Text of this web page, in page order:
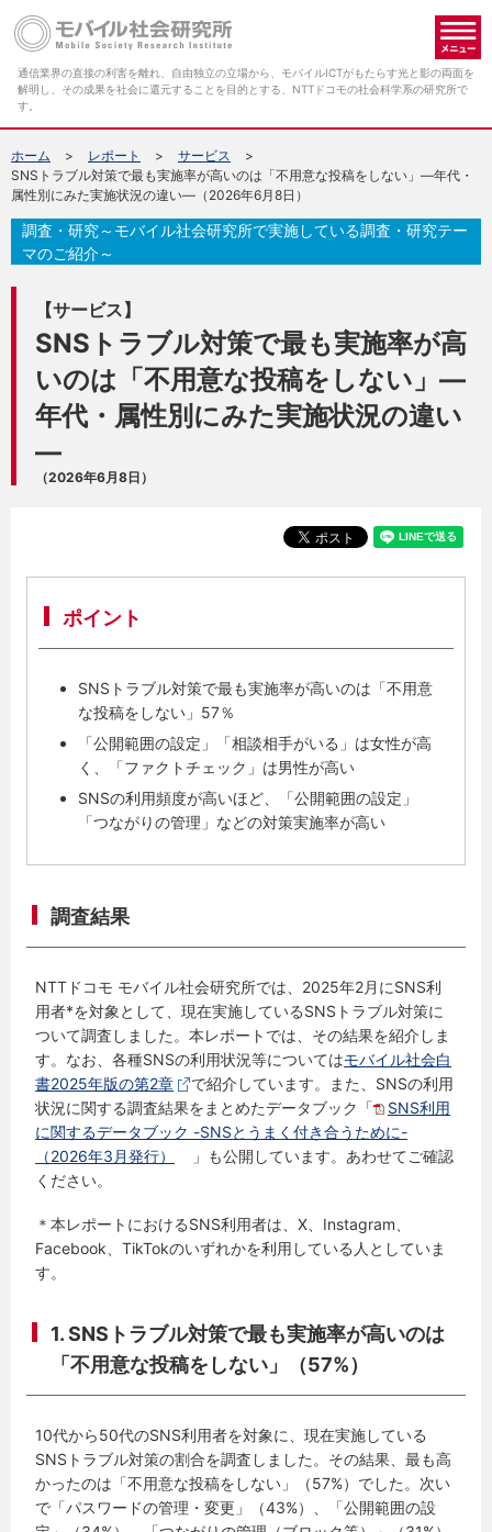
通信業界の直接の利害を離れ、自由独立の立場から、モバイルICTがもたらす光と影の両面を
解明し、その成果を社会に還元することを目的とする、NTTドコモの社会科学系の研究所で
す。
ホーム レポート
サービス
SNSトラブル対策で最も実施率が高いのは「不用意な投稿をしない」―年代・
属性別にみた実施状況の違い―（2026年6月8日）
【サービス】
SNSトラブル対策で最も実施率が高
いのは「不用意な投稿をしない」―
年代・属性別にみた実施状況の違い
―
（2026年6月8日）
調査・研究～モバイル社会研究所で実施している調査・研究テー
マのご紹介～
ポイント
SNSトラブル対策で最も実施率が高いのは「不用意
な投稿をしない」57％
「公開範囲の設定」「相談相手がいる」は女性が高
く、「ファクトチェック」は男性が高い
SNSの利用頻度が高いほど、「公開範囲の設定」
「つながりの管理」などの対策実施率が高い
調査結果
NTTドコモ モバイル社会研究所では、2025年2月にSNS利
用者*を対象として、現在実施しているSNSトラブル対策に
ついて調査しました。本レポートでは、その結果を紹介しま
す。なお、各種SNSの利用状況等についてはモバイル社会白
書2025年版の第2章
で紹介しています。また、SNSの利用
状況に関する調査結果をまとめたデータブック「
SNS利用
に関するデータブック -SNSとうまく付き合うために-
（2026年3月発行）
」も公開しています。あわせてご確認
ください。
＊本レポートにおけるSNS利用者は、X、Instagram、
Facebook、TikTokのいずれかを利用している人としていま
す。
1. SNSトラブル対策で最も実施率が高いのは
「不用意な投稿をしない」（57%）
10代から50代のSNS利用者を対象に、現在実施している
SNSトラブル対策の割合を調査しました。その結果、最も高
かったのは「不用意な投稿をしない」（57%）でした。次い
で「パスワードの管理・変更」（43%）、「公開範囲の設